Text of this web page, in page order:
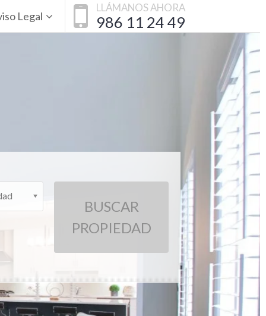
LLÁMANOS AHORA
986 11 24 49
Legal
BUSCAR
PROPIEDAD